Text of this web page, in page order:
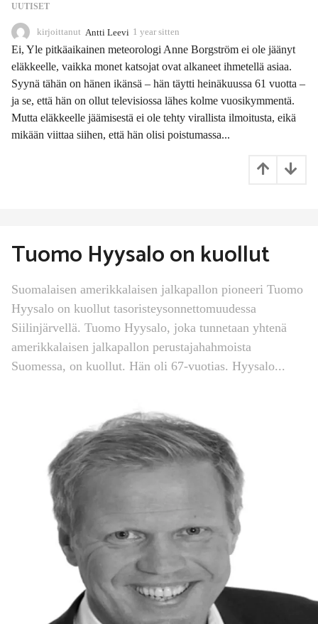
UUTISET
kirjoittanut Antti Leevi 1 year sitten
1
o
n
t
s
s
Ei, Yle pitkäaikainen meteorologi Anne Borgström ei ole jäänyt
eläkkeelle, vaikka monet katsojat ovat alkaneet ihmetellä asiaa.
Syynä tähän on hänen ikänsä – hän täytti heinäkuussa 61 vuotta –
ja se, että hän on ollut televisiossa lähes kolme vuosikymmentä.
Mutta eläkkeelle jäämisestä ei ole tehty virallista ilmoitusta, eikä
mikään viittaa siihen, että hän olisi poistumassa...
Tuomo Hyysalo on kuollut
Suomalaisen amerikkalaisen jalkapallon pioneeri Tuomo
Hyysalo on kuollut tasoristeysonnettomuudessa
Siilinjärvellä. Tuomo Hyysalo, joka tunnetaan yhtenä
amerikkalaisen jalkapallon perustajahahmoista
Suomessa, on kuollut. Hän oli 67-vuotias. Hyysalo...